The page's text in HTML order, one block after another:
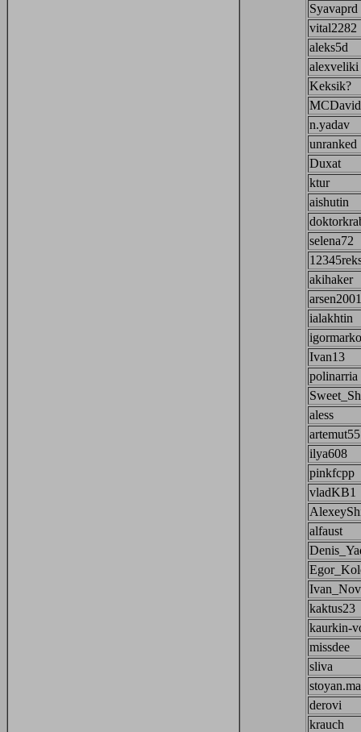
Syavaprd
vital2282
aleks5d
alexveliki
Keksik?
n.yadav
unranked
Duxat
ktur
aishutin
selena72
akihaker
ialakhtin
Ivan13
polinarria
aless
ilya608
pinkfcpp
vladKB1
alfaust
kaktus23
kaurkin-
missdee
sliva
derovi
krauch